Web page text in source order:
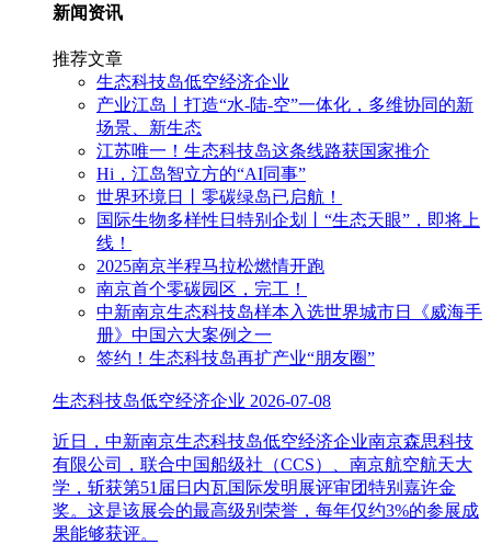
新闻资讯
推荐文章
生态科技岛低空经济企业
产业江岛丨打造“水-陆-空”一体化，多维协同的新
场景、新生态
江苏唯一！生态科技岛这条线路获国家推介
Hi，江岛智立方的“AI同事”
世界环境日丨零碳绿岛已启航！
国际生物多样性日特别企划丨“生态天眼”，即将上
线！
2025南京半程马拉松燃情开跑
南京首个零碳园区，完工！
中新南京生态科技岛样本入选世界城市日《威海手
册》中国六大案例之一
签约！生态科技岛再扩产业“朋友圈”
生态科技岛低空经济企业 2026-07-08
近日，中新南京生态科技岛低空经济企业南京森思科技
有限公司，联合中国船级社（CCS）、南京航空航天大
学，斩获第51届日内瓦国际发明展评审团特别嘉许金
奖。这是该展会的最高级别荣誉，每年仅约3%的参展成
果能够获评。